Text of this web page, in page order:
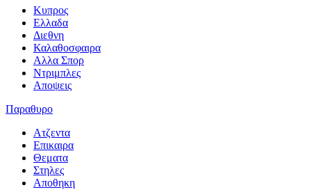
Κυπρος
Ελλαδα
Διεθνη
Καλαθοσφαιρα
Αλλα Σπορ
Ντριμπλες
Αποψεις
Παραθυρο
Ατζεντα
Επικαιρα
Θεματα
Στηλες
Αποθηκη